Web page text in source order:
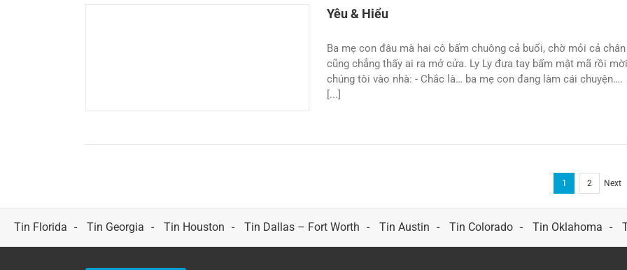
Yêu & Hiểu
Ba mẹ con đâu mà hai cô bấm chuông cả buổi, chờ mỏi cả chân
cũng chẳng thấy ai ra mở cửa. Ly Ly đưa tay bấm mật mã rồi mời
chúng tôi vào nhà: - Chắc là… ba mẹ con đang làm cái chuyện….
[...]
1 2 Next
Tin Florida Tin Georgia Tin Houston Tin Dallas – Fort Worth Tin Austin Tin Colorado Tin Oklahoma